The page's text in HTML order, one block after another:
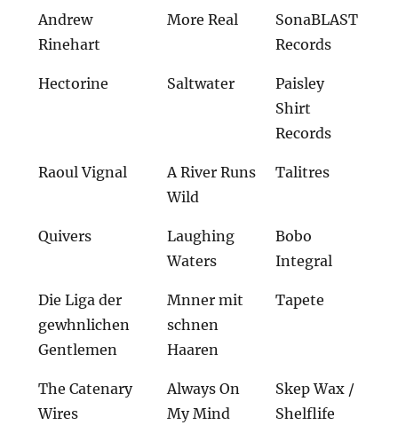
Andrew
Rinehart
More Real
SonaBLAST
Records
Hectorine Saltwater
Paisley
Shirt
Records
Raoul Vignal
A River Runs
Wild
Talitres
Quivers
Laughing
Waters
Bobo
Integral
Die Liga der
gewhnlichen
Gentlemen
Mnner mit
schnen
Haaren
Tapete
The Catenary
Wires
Always On
My Mind
Skep Wax /
Shelflife